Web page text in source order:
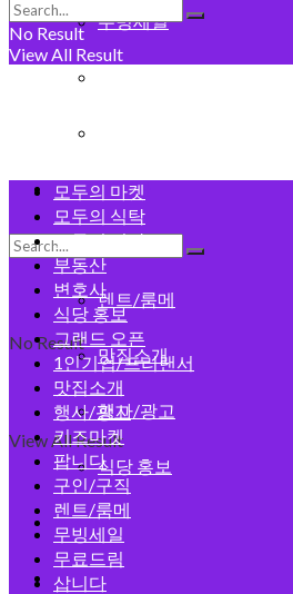
무빙세일
모두의 게시판
렌트/룸메
맛집소개
행사/광고
식당 홍보
회원가입
로그인
No Result
View All Result
No Result
View All Result
모두의 마켓
모두의 식탁
모두의 건강
부동산
변호사
식당 홍보
그랜드 오픈
1인기업/프리랜서
맛집소개
행사/광고
키즈마켓
팝니다
구인/구직
렌트/룸메
무빙세일
무료드림
삽니다